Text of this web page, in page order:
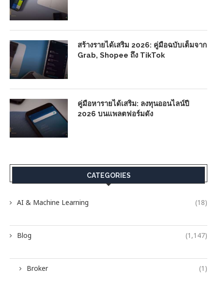
สร้างรายได้เสริม 2026: คู่มือฉบับเต็มจาก
Grab, Shopee ถึง TikTok
คู่มือหารายได้เสริม: ลงทุนออนไลน์ปี
2026 บนแพลตฟอร์มดัง
CATEGORIES
AI & Machine Learning (18)
Blog (1,147)
Broker (1)